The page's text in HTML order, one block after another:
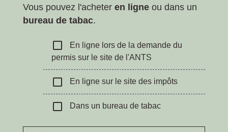
Vous pouvez l'acheter en ligne ou dans un
bureau de tabac.
check_box_outline_blank
En ligne lors de la demande du
permis sur le site de l'ANTS
check_box_outline_blank En ligne sur le site des impôts
check_box_outline_blank Dans un bureau de tabac